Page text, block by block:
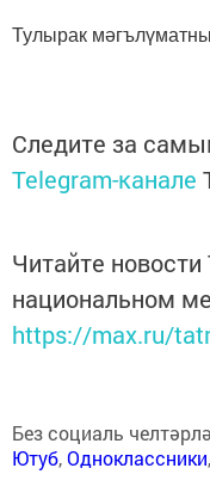
Тулырак
Следите за
Telegram-канале
Читайте новости
национальном
https://max.ru/
Без социаль
Ютуб,Одноклассники,